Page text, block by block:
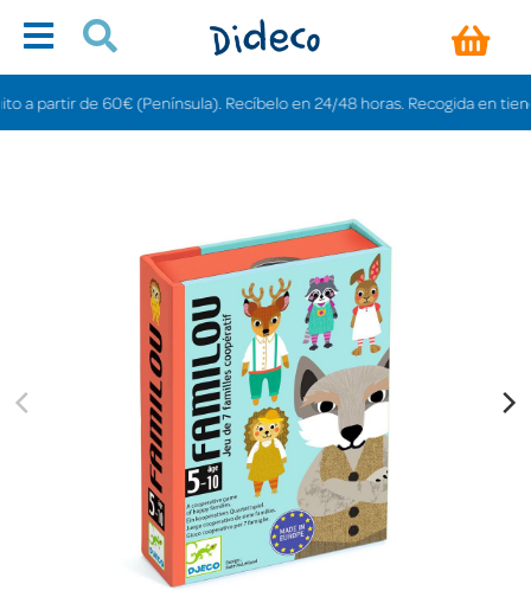
de 60€ (Península). Recíbelo en 24/48 horas. Recogida en tiendas